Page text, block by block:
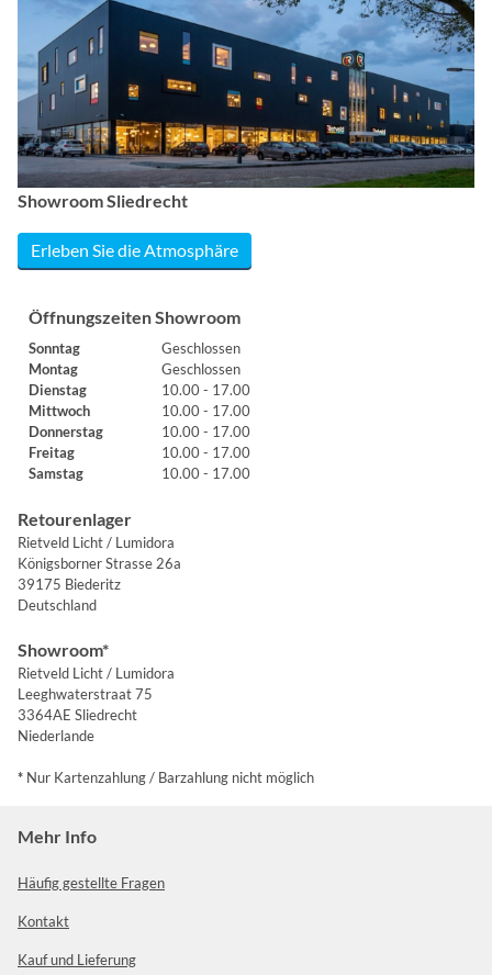
Showroom Sliedrecht
Erleben Sie die Atmosphäre
Öffnungszeiten Showroom
Sonntag
Geschlossen
Montag
Geschlossen
Dienstag
10.00 - 17.00
Mittwoch
10.00 - 17.00
Donnerstag
10.00 - 17.00
Freitag
10.00 - 17.00
Samstag
10.00 - 17.00
Retourenlager
Rietveld Licht / Lumidora
Königsborner Strasse 26a
39175 Biederitz
Deutschland
Showroom*
Rietveld Licht / Lumidora
Leeghwaterstraat 75
3364AE Sliedrecht
Niederlande
* Nur Kartenzahlung / Barzahlung nicht möglich
Mehr Info
Häufig gestellte Fragen
Kontakt
Kauf und Lieferung